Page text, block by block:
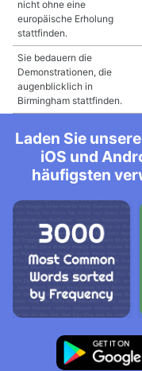
nicht ohne eine
europäische Erholung
stattfinden.
Sie bedauern die
Demonstrationen, die
augenblicklich in
Birmingham stattfinden.
Laden Sie
iOS und
häufigsten